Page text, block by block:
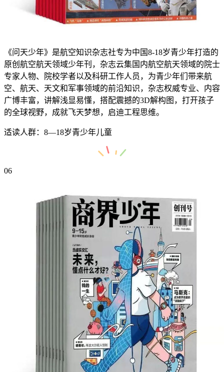
《问天少年》是航空知识杂志社专为中国8-18岁青少年打造的
原创航空航天领域少年刊，杂志云集国内航空航天领域的院士
专家人物、院校学者以及科研工作人员，为青少年们带来航
空、航天、天文和军事领域的前沿知识，杂志权威专业、内容
广博丰富，讲解浅显易懂，搭配震撼的3D解构图，打开孩子
的全球视野，成就飞天梦想，启迪工程思维。
适读人群：8—18岁青少年儿童
06